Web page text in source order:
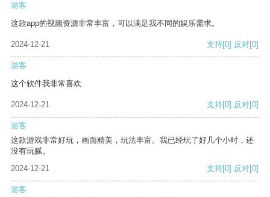
游客
这款app的视频资源非常丰富，可以满足我不同的娱乐需求。
2024-12-21 支持[0] 反对[0]
游客
这个软件我非常喜欢
2024-12-21 支持[0] 反对[0]
游客
这款游戏非常好玩，画面精美，玩法丰富。我已经玩了好几个小时，还
没有玩腻。
2024-12-21
支持[0] 反对[0]
游客